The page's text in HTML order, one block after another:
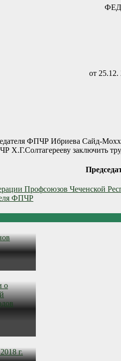
от
ФПЧР Ибриева Сайд-
Х.Г.Солтагерееву заключить
Профсоюзов Чеченской
ФПЧР
о
г.